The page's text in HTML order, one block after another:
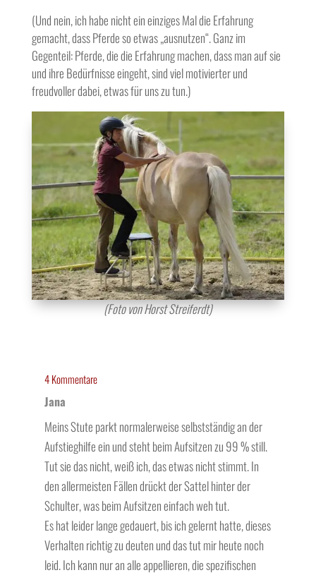
(Und nein, ich habe nicht ein einziges Mal die Erfahrung
gemacht, dass Pferde so etwas „ausnutzen“. Ganz im
Gegenteil: Pferde, die die Erfahrung machen, dass man auf sie
und ihre Bedürfnisse eingeht, sind viel motivierter und
freudvoller dabei, etwas für uns zu tun.)
(Foto von Horst Streiferdt)
4 Kommentare
Jana
Meins Stute parkt normalerweise selbstständig an der
Aufstieghilfe ein und steht beim Aufsitzen zu 99 % still.
Tut sie das nicht, weiß ich, das etwas nicht stimmt. In
den allermeisten Fällen drückt der Sattel hinter der
Schulter, was beim Aufsitzen einfach weh tut.
Es hat leider lange gedauert, bis ich gelernt hatte, dieses
Verhalten richtig zu deuten und das tut mir heute noch
leid. Ich kann nur an alle appellieren, die spezifischen